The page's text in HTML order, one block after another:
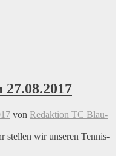
von Redaktion TC Blau-
stellen wir unseren Tennis-